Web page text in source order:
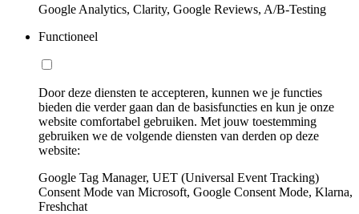
Google Analytics, Clarity, Google Reviews, A/B-Testing
Functioneel
Door deze diensten te accepteren, kunnen we je functies
bieden die verder gaan dan de basisfuncties en kun je onze
website comfortabel gebruiken. Met jouw toestemming
gebruiken we de volgende diensten van derden op deze
website:
Google Tag Manager, UET (Universal Event Tracking)
Consent Mode van Microsoft, Google Consent Mode, Klarna,
Freshchat